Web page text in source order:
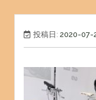
投稿日: 2020-07-